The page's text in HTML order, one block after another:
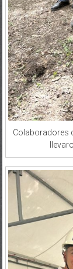
Colaboradores